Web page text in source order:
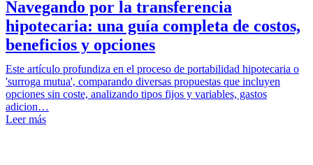
Navegando por la transferencia
hipotecaria: una guía completa de costos,
beneficios y opciones
Este artículo profundiza en el proceso de portabilidad hipotecaria o
'surroga mutua', comparando diversas propuestas que incluyen
opciones sin coste, analizando tipos fijos y variables, gastos
adicion…
Leer más